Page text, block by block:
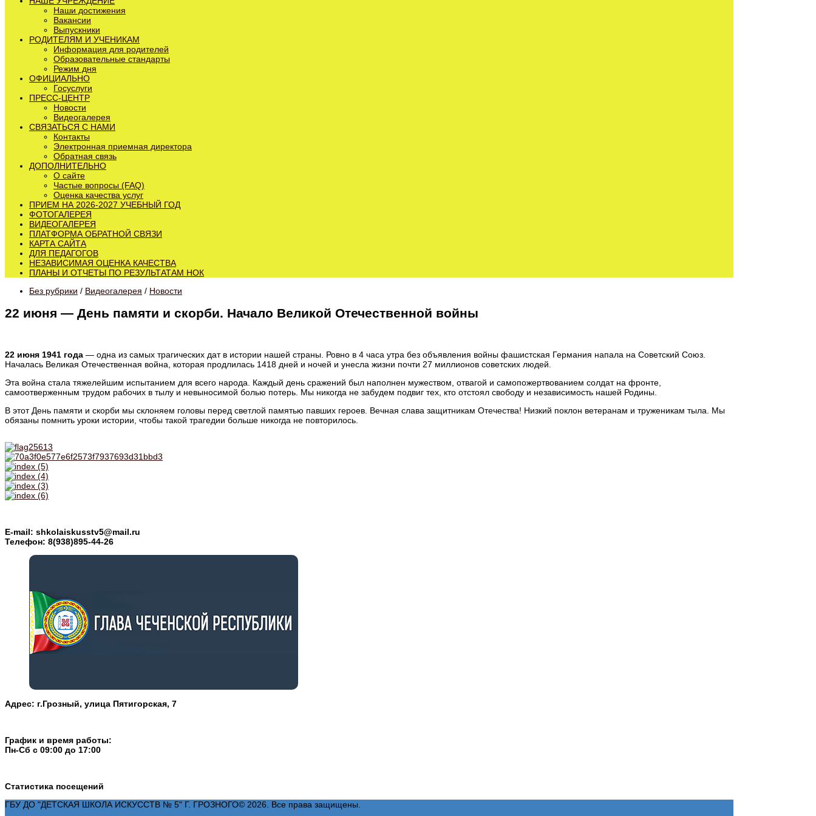
Наши достижения
Вакансии
Выпускники
РОДИТЕЛЯМ И УЧЕНИКАМ
Информация для родителей
Образовательные стандарты
Режим дня
ОФИЦИАЛЬНО
Госуслуги
ПРЕСС-ЦЕНТР
Новости
Видеогалерея
СВЯЗАТЬСЯ С НАМИ
Контакты
Электронная приемная директора
Обратная связь
ДОПОЛНИТЕЛЬНО
О сайте
Частые вопросы (FAQ)
Оценка качества услуг
ПРИЕМ НА 2026-2027 УЧЕБНЫЙ ГОД
ФОТОГАЛЕРЕЯ
ВИДЕОГАЛЕРЕЯ
ПЛАТФОРМА ОБРАТНОЙ СВЯЗИ
КАРТА САЙТА
ДЛЯ ПЕДАГОГОВ
НЕЗАВИСИМАЯ ОЦЕНКА КАЧЕСТВА
ПЛАНЫ И ОТЧЕТЫ ПО РЕЗУЛЬТАТАМ НОК
Без рубрики / Видеогалерея / Новости
22 июня — День памяти и скорби. Начало Великой Отечественной войны
22 июня 1941 года — одна из самых трагических дат в истории нашей страны. Ровно в 4 часа утра без объявления войны фашистская Германия напала на Советский Союз.
Началась Великая Отечественная война, которая продлилась 1418 дней и ночей и унесла жизни почти 27 миллионов советских людей.
Эта война стала тяжелейшим испытанием для всего народа. Каждый день сражений был наполнен мужеством, отвагой и самопожертвованием солдат на фронте,
самоотверженным трудом рабочих в тылу и невыносимой болью потерь. Мы никогда не забудем подвиг тех, кто отстоял свободу и независимость нашей Родины.
В этот День памяти и скорби мы склоняем головы перед светлой памятью павших героев. Вечная слава защитникам Отечества! Низкий поклон ветеранам и труженикам тыла. Мы
обязаны помнить уроки истории, чтобы такой трагедии больше никогда не повторилось.
E-mail: shkolaiskusstv5@mail.ru
Телефон: 8(938)895-44-26
Адрес: г.Грозный, улица Пятигорская, 7
График и время работы:
Пн-Cб с 09:00 до 17:00
Статистика посещений
ГБУ ДО "ДЕТСКАЯ ШКОЛА ИСКУССТВ № 5" Г. ГРОЗНОГО© 2026. Все права защищены.